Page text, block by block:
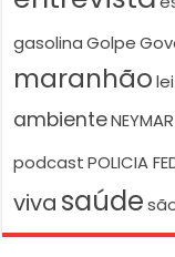
gasolina Golpe
maranhão
ambienteNEYMAR
podcast POLICIA
viva saúde